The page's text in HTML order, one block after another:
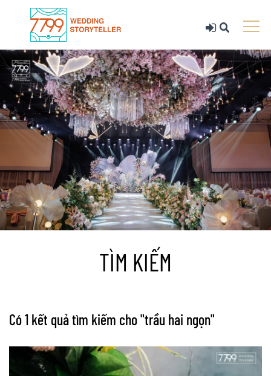
TÌM KIẾM
Có 1 kết quả tìm kiếm cho "trầu hai ngọn"